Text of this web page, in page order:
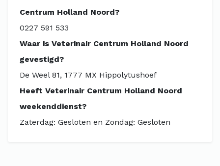
Centrum Holland Noord?
0227 591 533
Waar is Veterinair Centrum Holland Noord
gevestigd?
De Weel 81, 1777 MX Hippolytushoef
Heeft Veterinair Centrum Holland Noord
weekenddienst?
Zaterdag: Gesloten en Zondag: Gesloten